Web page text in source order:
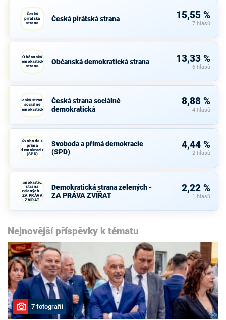
Česká
pirátská
strana
Česká pirátská strana 15,55 %
7 hlasů
Občanská
demokratická
strana
Občanská demokratická strana 13,33 %
6 hlasů
Česká strana
sociálně
demokratická
Česká strana sociálně
demokratická
8,88 %
4 hlasů
Svoboda a
přímá
demokracie
(SPD)
Svoboda a přímá demokracie
(SPD)
4,44 %
2 hlasů
Demokratická
strana
zelených -
ZA PRÁVA
ZVÍŘAT
Demokratická strana zelených -
ZA PRÁVA ZVÍŘAT
2,22 %
1 hlasů
Nejnovější příspěvky k tématu
7 fotografií